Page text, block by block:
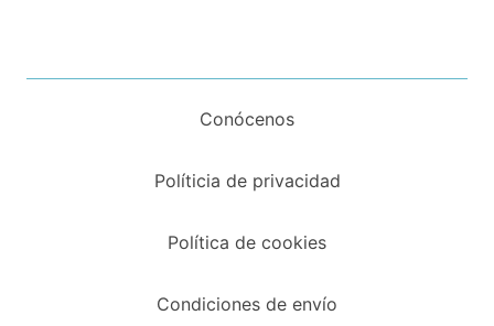
Conócenos
Políticia de privacidad
Política de cookies
Condiciones de envío